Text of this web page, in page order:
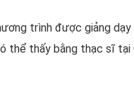
trình được giảng dạy
thể thấy bằng thạc sĩ